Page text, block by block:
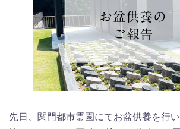
先日、関門都市霊園にてお盆供養を行